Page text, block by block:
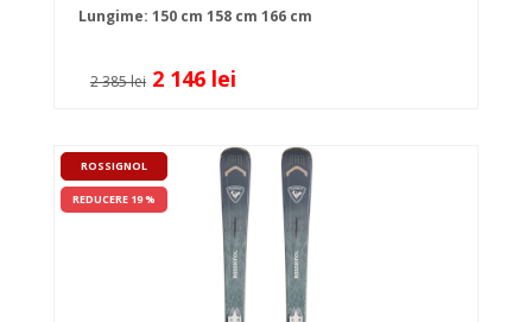
Lungime: 150 cm 158 cm 166 cm
2 385 lei 2 146 lei
ROSSIGNOL
REDUCERE 19 %